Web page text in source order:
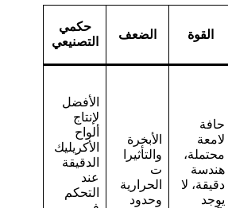
القوة الضعف
حكمي
التصنيعي
حافة
لامعة
محتملة،
هندسة
دقيقة، لا
يوجد
الأبخرة
والتأثيرا
ت
الحرارية
وحدود
الأفضل
لإنتاج
ألواح
الأكريليك
الدقيقة
عند
التحكم